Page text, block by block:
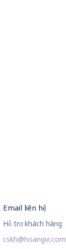
Email liên hệ
Hỗ trợ khách hàng
cskh@hoangvi.com